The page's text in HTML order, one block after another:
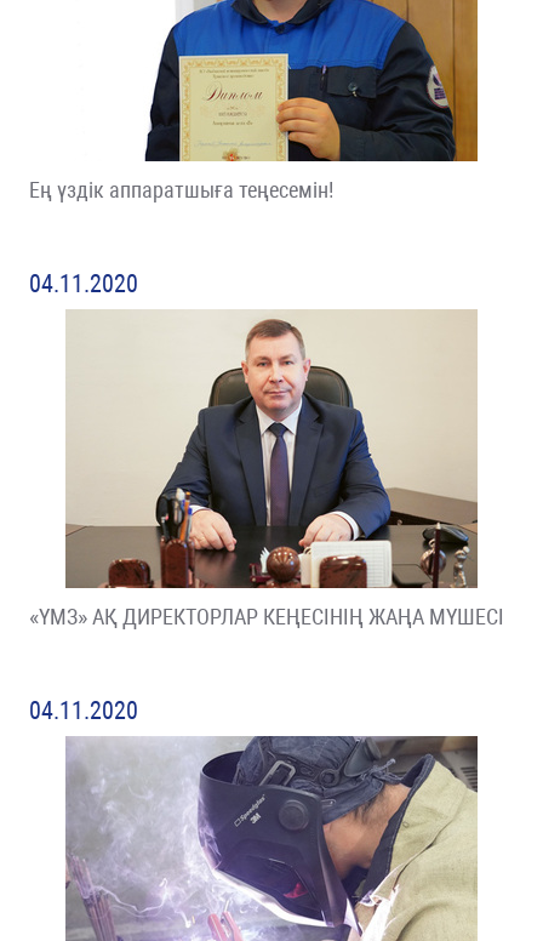
Ең үздік аппаратшыға теңесемін!
04.11.2020
«ҮМЗ» АҚ ДИРЕКТОРЛАР КЕҢЕСІНІҢ ЖАҢА МҮШЕСІ
04.11.2020